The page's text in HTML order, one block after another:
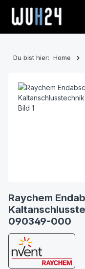
Zum Hauptinhalt
Du bist hier: Home
Raychem
090349-000